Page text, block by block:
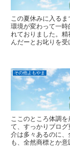
この夏休みに入る
環境が変わって一
れておりました。
んだーとお叱りを
その他よもやま
ここのところ体調
て、すっかりブロ
介は多々あるのに
も、全然商標とか